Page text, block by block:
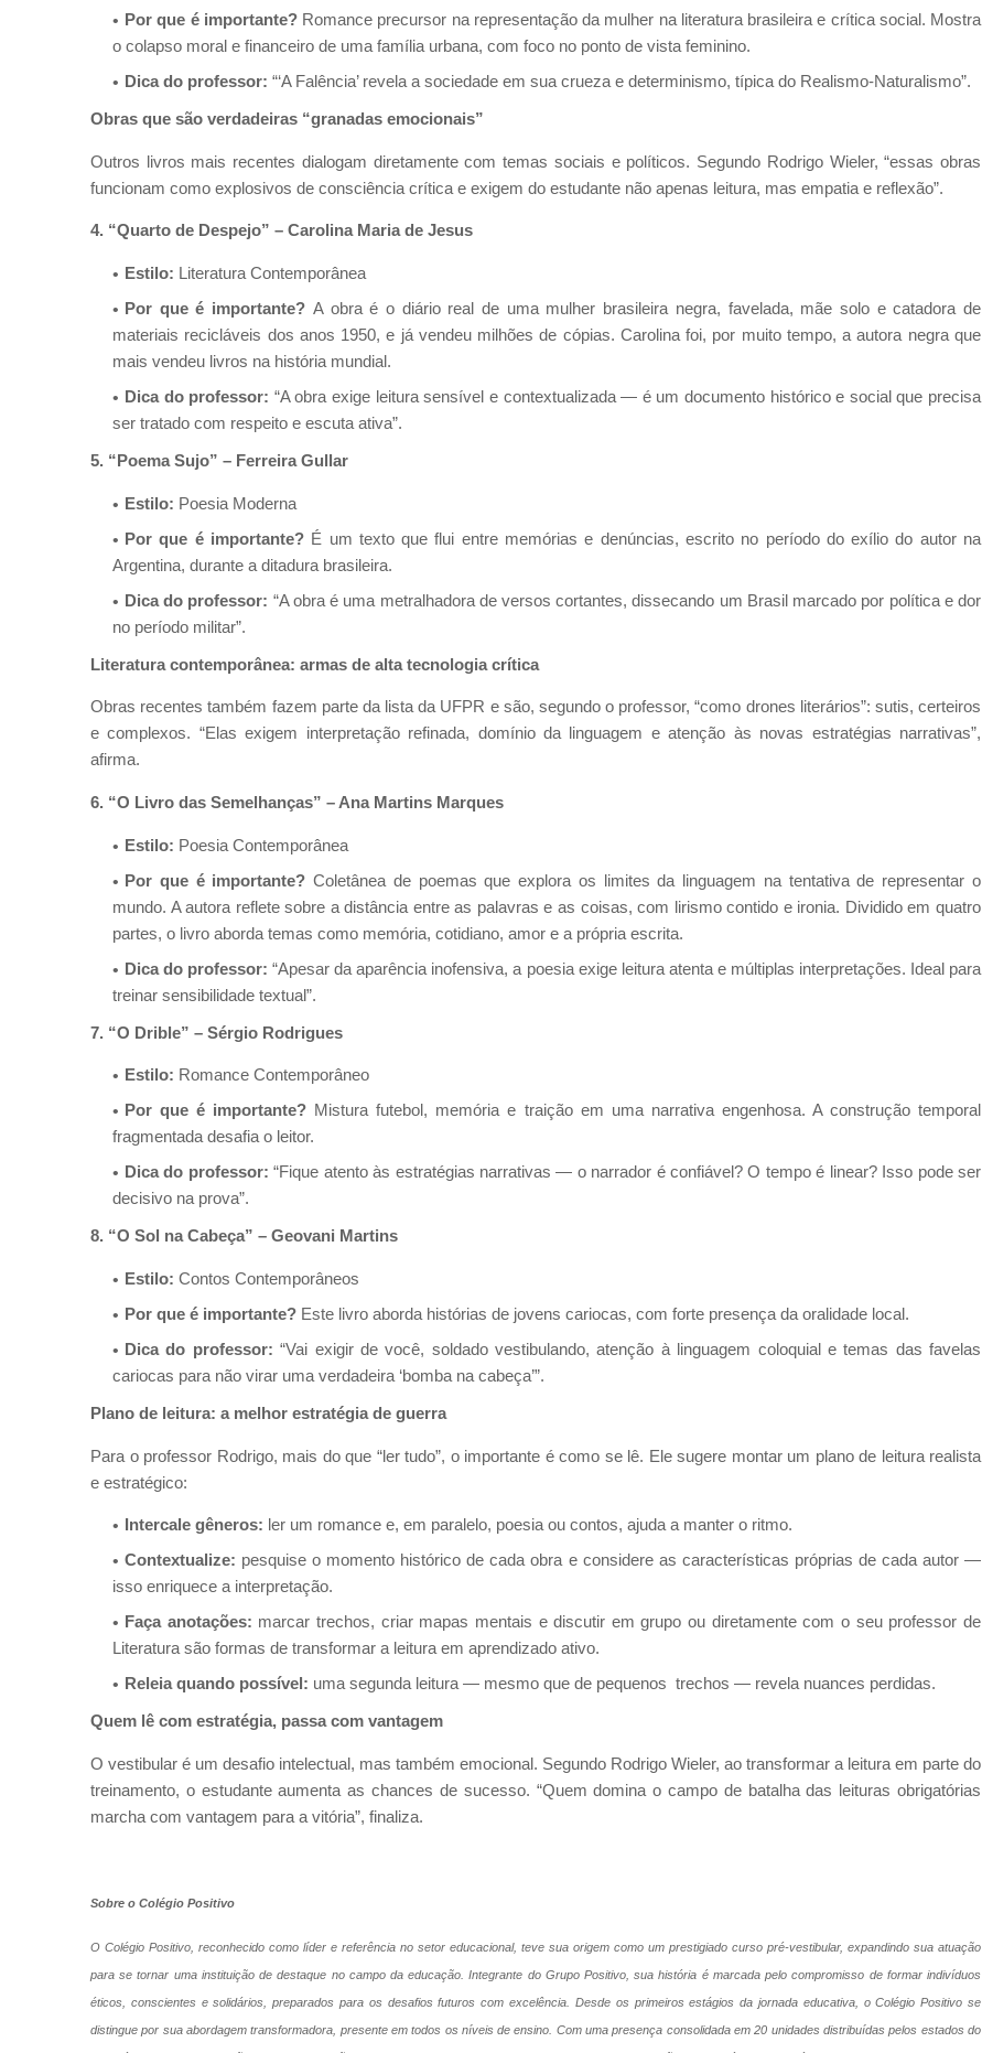
Por que é importante?Romance precursor na representação da mulher na literatura brasileira e crítica social. Mostra
o colapso moral e financeiro de uma família urbana, com foco no ponto de vista feminino.
Dica do professor: “‘A Falência’ revela a sociedade em sua crueza e determinismo, típica do Realismo-Naturalismo”.
Obras que são verdadeiras “granadas emocionais”
Outros livros mais recentes dialogam diretamente com temas sociais e políticos. Segundo Rodrigo Wieler, “essas obras
funcionam como explosivos de consciência crítica e exigem do estudante não apenas leitura, mas empatia e reflexão”.
4. “Quarto de Despejo” – Carolina Maria de Jesus
Estilo: Literatura Contemporânea
Por que é importante? A obra é o diário real de uma mulher brasileira negra, favelada, mãe solo e catadora de
materiais recicláveis dos anos 1950, e já vendeu milhões de cópias. Carolina foi, por muito tempo, a autora negra que
mais vendeu livros na história mundial.
Dica do professor: “A obra exige leitura sensível e contextualizada — é um documento histórico e social que precisa
ser tratado com respeito e escuta ativa”.
5. “Poema Sujo” – Ferreira Gullar
Estilo: Poesia Moderna
Por que é importante?É um texto que flui entre memórias e denúncias, escrito no período do exílio do autor na
Argentina, durante a ditadura brasileira.
Dica do professor: “A obra é uma metralhadora de versos cortantes, dissecando um Brasil marcado por política e dor
no período militar”.
Literatura contemporânea: armas de alta tecnologia crítica
Obras recentes também fazem parte da lista da UFPR e são, segundo o professor, “como drones literários”: sutis, certeiros
e complexos. “Elas exigem interpretação refinada, domínio da linguagem e atenção às novas estratégias narrativas”,
afirma.
6. “O Livro das Semelhanças” – Ana Martins Marques
Estilo: Poesia Contemporânea
Por que é importante? Coletânea de poemas que explora os limites da linguagem na tentativa de representar o
mundo. A autora reflete sobre a distância entre as palavras e as coisas, com lirismo contido e ironia. Dividido em quatro
partes, o livro aborda temas como memória, cotidiano, amor e a própria escrita.
Dica do professor: “Apesar da aparência inofensiva, a poesia exige leitura atenta e múltiplas interpretações. Ideal para
treinar sensibilidade textual”.
7. “O Drible” – Sérgio Rodrigues
Estilo: Romance Contemporâneo
Por que é importante? Mistura futebol, memória e traição em uma narrativa engenhosa. A construção temporal
fragmentada desafia o leitor.
Dica do professor: “Fique atento às estratégias narrativas — o narrador é confiável? O tempo é linear? Isso pode ser
decisivo na prova”.
8. “O Sol na Cabeça” – Geovani Martins
Estilo: Contos Contemporâneos
Por que é importante? Este livro aborda histórias de jovens cariocas, com forte presença da oralidade local.
Dica do professor: “Vai exigir de você, soldado vestibulando, atenção à linguagem coloquial e temas das favelas
cariocas para não virar uma verdadeira ‘bomba na cabeça’”.
Plano de leitura: a melhor estratégia de guerra
Para o professor Rodrigo, mais do que “ler tudo”, o importante é como se lê. Ele sugere montar um plano de leitura realista
e estratégico:
Intercale gêneros: ler um romance e, em paralelo, poesia ou contos, ajuda a manter o ritmo.
Contextualize: pesquise o momento histórico de cada obra e considere as características próprias de cada autor —
isso enriquece a interpretação.
Faça anotações: marcar trechos, criar mapas mentais e discutir em grupo ou diretamente com o seu professor de
Literatura são formas de transformar a leitura em aprendizado ativo.
Releia quando possível: uma segunda leitura — mesmo que de pequenos trechos — revela nuances perdidas.
Quem lê com estratégia, passa com vantagem
O vestibular é um desafio intelectual, mas também emocional. Segundo Rodrigo Wieler, ao transformar a leitura em parte do
treinamento, o estudante aumenta as chances de sucesso. “Quem domina o campo de batalha das leituras obrigatórias
marcha com vantagem para a vitória”, finaliza.
Sobre o Colégio Positivo
O Colégio Positivo, reconhecido como líder e referência no setor educacional, teve sua origem como um prestigiado curso pré-vestibular, expandindo sua atuação
para se tornar uma instituição de destaque no campo da educação . Integrante do Grupo Positivo, sua história é marcada pelo compromisso de formar indivíduos
éticos, conscientes e solidários, preparados para os desafios futuros com excelência. Desde os primeiros estágios da jornada educativa, o Colégio Positivo se
distingue por sua abordagem transformadora, presente em todos os níveis de ensino. Com uma presença consolidada em 20 unidades distribuídas pelos estados do